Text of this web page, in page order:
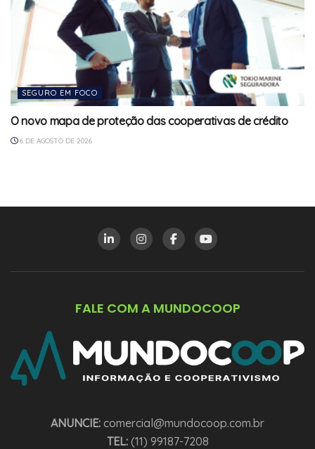
SEGURO EM FOCO
O novo mapa de proteção das cooperativas de crédito
6 DE AGOSTO DE 2026
FALE COM A MUNDOCOOP
ANUNCIE: comercial@mundocoop.com.br
TEL:(11) 99187-7208